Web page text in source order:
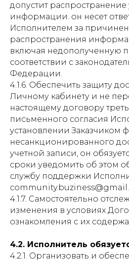
допустит распространение
информации. он несет
Исполнителем за
распространения
включая недополученную
соответствии с
Федерации.
4.1.6. Обеспечить защиту
Личному кабинету и не
настоящему договору
письменного согласия
установлении Заказчиком
несанкционированного
учетной записи, он
сроки уведомить об этом
службу поддержки
4.1.7. Самостоятельно
изменения в условиях
ознакомления с их
4.2. Исполнитель
4.2.1. Организовать и